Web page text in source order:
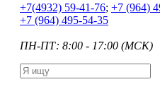
+7(4932) 59-41-76; +7 (964)
+7 (964) 495-54-35
ПН-ПТ: 8:00 - 17:00 (МСК)